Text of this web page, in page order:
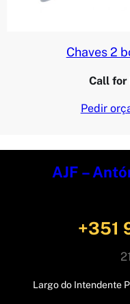
Chaves 2
Call for
Pedir
AJF –
+351
Largo do Intendente